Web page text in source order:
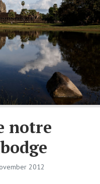
notre
2012